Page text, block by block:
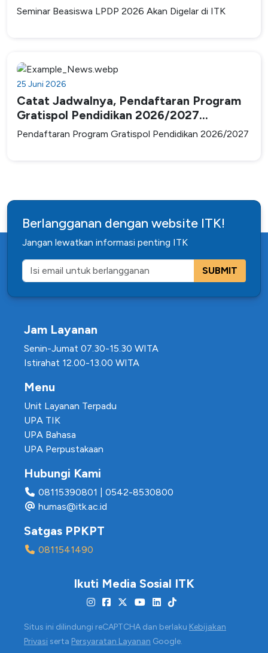
Seminar Beasiswa LPDP 2026 Akan Digelar di ITK
25 Juni 2026
Catat Jadwalnya, Pendaftaran Program
Gratispol Pendidikan 2026/2027
Dilaksanakan dalam Beberapa Tahap
Pendaftaran Program Gratispol Pendidikan 2026/2027
Berlangganan dengan website ITK!
Jangan lewatkan informasi penting ITK
SUBMIT
Jam Layanan
Senin-Jumat 07.30-15.30 WITA
Istirahat 12.00-13.00 WITA
Menu
Unit Layanan Terpadu
UPA TIK
UPA Bahasa
UPA Perpustakaan
Hubungi Kami
08115390801
0542-8530800
humas@itk.ac.id
Satgas PPKPT
0811541490
Ikuti Media Sosial ITK
Situs ini dilindungi reCAPTCHA dan berlaku Kebijakan
Privasi serta Persyaratan Layanan Google.